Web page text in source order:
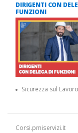
DIRIGENTI CON
FUNZIONI
Sicurezza sul
Corsi.pmiservizi.it